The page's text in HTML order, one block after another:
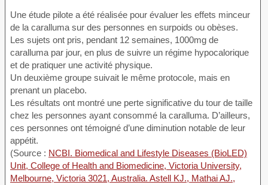
Une étude pilote a été réalisée pour évaluer les effets minceur
de la caralluma sur des personnes en surpoids ou obèses.
Les sujets ont pris, pendant 12 semaines, 1000mg de
caralluma par jour, en plus de suivre un régime hypocalorique
et de pratiquer une activité physique.
Un deuxième groupe suivait le même protocole, mais en
prenant un placebo.
Les résultats ont montré une perte significative du tour de taille
chez les personnes ayant consommé la caralluma. D’ailleurs,
ces personnes ont témoigné d’une diminution notable de leur
appétit.
(Source : NCBI. Biomedical and Lifestyle Diseases (BioLED)
Unit, College of Health and Biomedicine, Victoria University,
Melbourne, Victoria 3021, Australia. Astell KJ., Mathai AJ.,